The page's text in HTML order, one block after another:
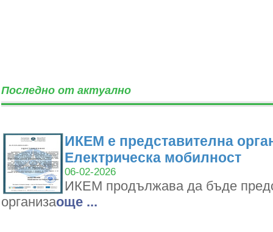
Последно от актуално
ИКЕМ е представителна
Електрическа мобилност
06-02-2026
ИКЕМ продължава да бъде
организаoще ...